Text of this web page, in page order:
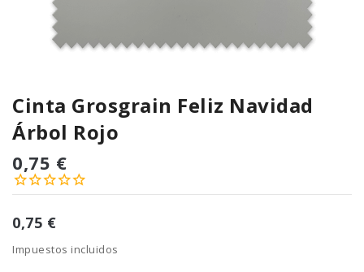
Cinta Grosgrain Feliz Navidad
Árbol Rojo
0,75 €
0,75 €
Impuestos incluidos